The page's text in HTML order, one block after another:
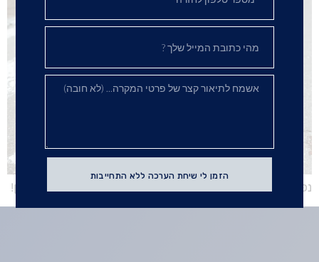
נפגעת בתאונת פגע וברח? כל מה שאתה צריך לדעת נמצא כאן!
הזמן לי שיחת הערכה ללא התחייבות